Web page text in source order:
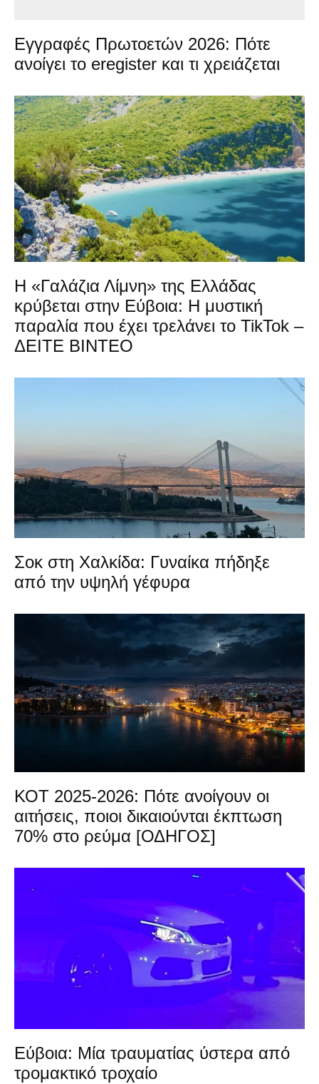
Εγγραφές Πρωτοετών 2026: Πότε
ανοίγει το eregister και τι χρειάζεται
Η «Γαλάζια Λίμνη» της Ελλάδας
κρύβεται στην Εύβοια: Η μυστική
παραλία που έχει τρελάνει το TikTok –
ΔΕΙΤΕ ΒΙΝΤΕΟ
Σοκ στη Χαλκίδα: Γυναίκα πήδηξε
από την υψηλή γέφυρα
ΚΟΤ 2025-2026: Πότε ανοίγουν οι
αιτήσεις, ποιοι δικαιούνται έκπτωση
70% στο ρεύμα [ΟΔΗΓΟΣ]
Εύβοια: Μία τραυματίας ύστερα από
τρομακτικό τροχαίο